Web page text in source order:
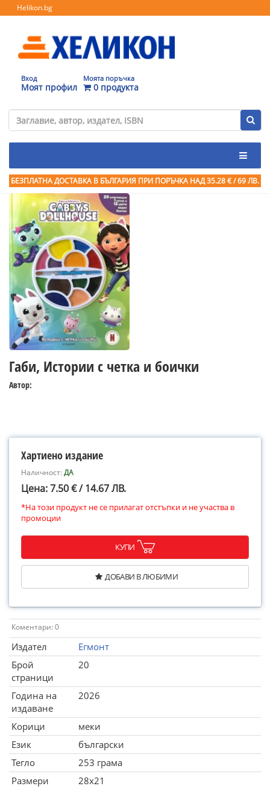
Helikon.bg
Вход
Моят профил
Моята поръчка
0 продукта
БЕЗПЛАТНА ДОСТАВКА В БЪЛГАРИЯ ПРИ ПОРЪЧКА НАД 35.28 € / 69 ЛВ.
Габи, Истории с четка и боички
Автор:
Хартиено издание
Наличност:ДА
Цена: 7.50 € / 14.67 ЛВ.
*На този продукт не се прилагат отстъпки и не участва в
промоции
КУПИ
ДОБАВИ В ЛЮБИМИ
Коментари: 0
Издател
Егмонт
Брой
страници
20
Година на
издаване
2026
Корици
меки
Език
български
Тегло
253 грама
Размери
28x21